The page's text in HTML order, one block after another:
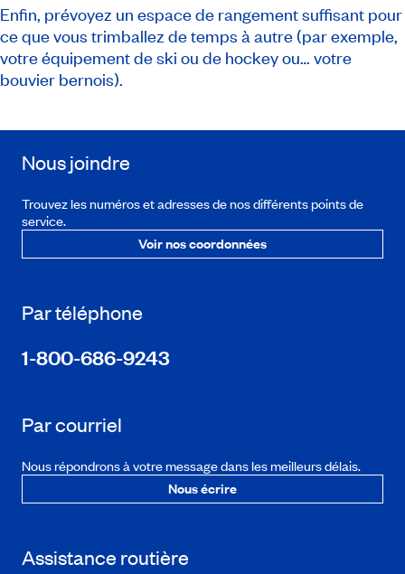
Enfin, prévoyez un espace de rangement suffisant pour
ce que vous trimballez de temps à autre (par exemple,
votre équipement de ski ou de hockey ou… votre
bouvier bernois).
Nous joindre
Trouvez les numéros et adresses de nos différents points de
service.
Voir nos coordonnées
Par téléphone
1-800-686-9243
Par courriel
Nous répondrons à votre message dans les meilleurs délais.
Nous écrire
Assistance routière